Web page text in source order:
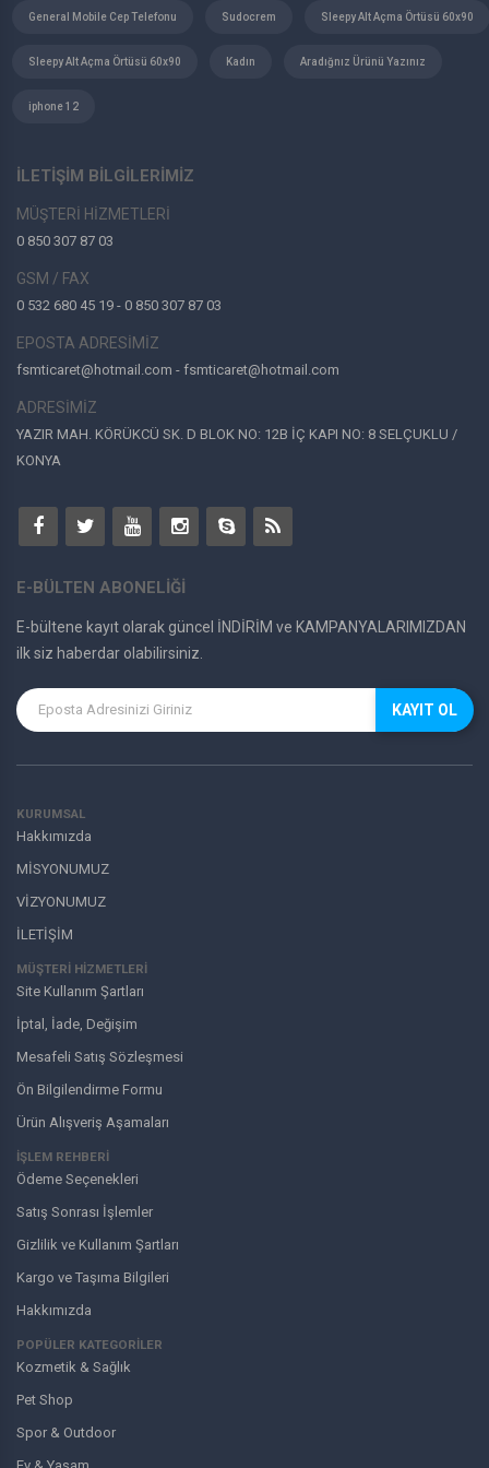
Oppo
Haylou
Baymak
Vaillant
Beko
Süsler
Raks
Bullwark
Yale
Ids
SOMİCKS
General Mobile Cep Telefonu Sudocrem Sleepy Alt Açma Örtüsü 60x90
Sleepy Alt Açma Örtüsü 60x90 Kadın Aradığnız Ürünü Yazınız
iphone 12
İLETİŞİM BİLGİLERİMİZ
MÜŞTERİ HİZMETLERİ
0 850 307 87 03
GSM / FAX
0 532 680 45 19 - 0 850 307 87 03
EPOSTA ADRESİMİZ
fsmticaret@hotmail.com - fsmticaret@hotmail.com
ADRESİMİZ
YAZIR MAH. KÖRÜKCÜ SK. D BLOK NO: 12B İÇ KAPI NO: 8 SELÇUKLU /
KONYA
E-BÜLTEN ABONELİĞİ
E-bültene kayıt olarak güncel İNDİRİM ve KAMPANYALARIMIZDAN
ilk siz haberdar olabilirsiniz.
KAYIT OL
KURUMSAL
Hakkımızda
MİSYONUMUZ
VİZYONUMUZ
İLETİŞİM
MÜŞTERI HIZMETLERI
Site Kullanım Şartları
İptal, İade, Değişim
Mesafeli Satış Sözleşmesi
Ön Bilgilendirme Formu
Ürün Alışveriş Aşamaları
İŞLEM REHBERİ
Ödeme Seçenekleri
Satış Sonrası İşlemler
Gizlilik ve Kullanım Şartları
Kargo ve Taşıma Bilgileri
Hakkımızda
POPÜLER KATEGORİLER
Kozmetik & Sağlık
Pet Shop
Spor & Outdoor